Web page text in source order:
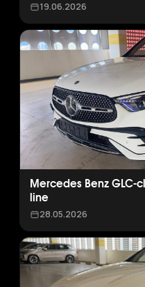
19.06.2026
Mercedes Benz GLC-
line
28.05.2026